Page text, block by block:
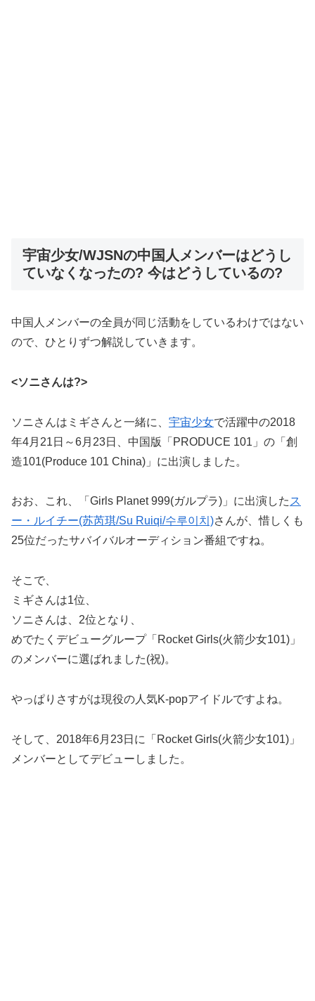
宇宙少女/WJSNの中国人メンバーはどうし
ていなくなったの? 今はどうしているの?
中国人メンバーの全員が同じ活動をしているわけではない
ので、ひとりずつ解説していきます。
<ソニさんは?>
ソニさんはミギさんと一緒に、 宇宙少女で活躍中の2018
年4月21日～6月23日、中国版「PRODUCE 101」の「創
造101(Produce 101 China)」に出演しました。
おお、これ、「Girls Planet 999(ガルプラ)」に出演した ス
ー・ルイチー(苏芮琪/Su Ruiqi/수루이치)さんが、惜しくも
25位だったサバイバルオーディション番組ですね。
そこで、
ミギさんは1位、
ソニさんは、2位となり、
めでたくデビューグループ「Rocket Girls(火箭少女101)」
のメンバーに選ばれました(祝)。
やっぱりさすがは現役の人気K-popアイドルですよね。
そして、2018年6月23日に「Rocket Girls(火箭少女101)」
メンバーとしてデビューしました。